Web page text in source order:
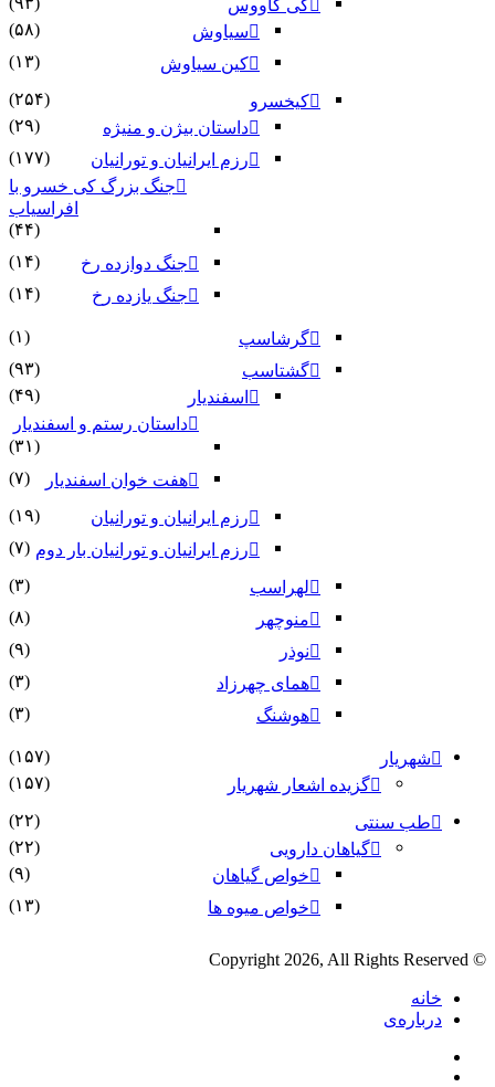
کی کاووس
سیاوش
(۵۸)
کین سیاوش
(۱۳)
کیخسرو
(۲۵۴)
داستان بیژن و منیژه
(۲۹)
رزم ایرانیان و تورانیان
(۱۷۷)
جنگ بزرگ کی خسرو با
افراسیاب
(۴۴)
جنگ دوازده رخ
(۱۴)
جنگ یازده رخ
(۱۴)
گرشاسپ
(۱)
گشتاسب
(۹۳)
اسفندیار
(۴۹)
داستان رستم و اسفندیار
(۳۱)
هفت خوان اسفندیار
(۷)
رزم ایرانیان و تورانیان
(۱۹)
رزم ایرانیان و تورانیان بار دوم (۷)
لهراسب
(۳)
منوچهر
(۸)
نوذر
(۹)
هماى چهرزاد
(۳)
هوشنگ
(۳)
شهریار
(۱۵۷)
گزیده اشعار شهریار
(۱۵۷)
طب سنتی
(۲۲)
گیاهان دارویی
(۲۲)
خواص گیاهان
(۹)
خواص میوه ها
(۱۳)
© Copyright 2026, All Rights Reserved
خانه
درباره‌ی